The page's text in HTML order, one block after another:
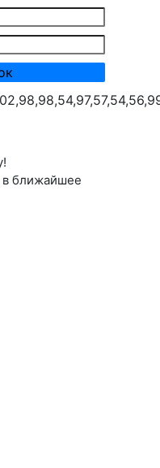
в ближайшее